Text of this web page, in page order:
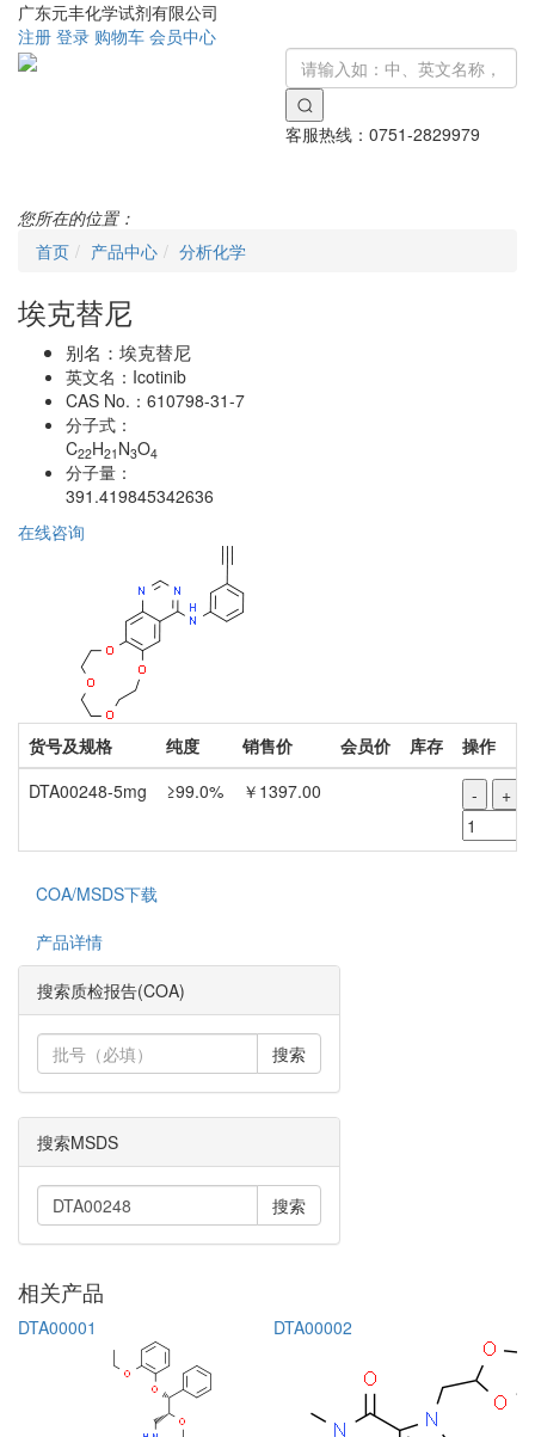
广东元丰化学试剂有限公司
注册 登录 购物车 会员中心
客服热线： 0751-2829979
您所在的位置：
首页
产品中心 分析化学
埃克替尼
别名： 埃克替尼
英文名： Icotinib
CAS No.： 610798-31-7
分子式：
C22H21 N3O4
分子量：
391.419845342636
在线咨询
货号及规格 纯度 销售价 会员价 库存
操作
DTA00248-5mg
≥99.0% ￥1397.00 - +
COA/MSDS下载
产品详情
搜索质检报告(COA)
搜索
搜索MSDS
搜索
相关产品
DTA00001 DTA00002